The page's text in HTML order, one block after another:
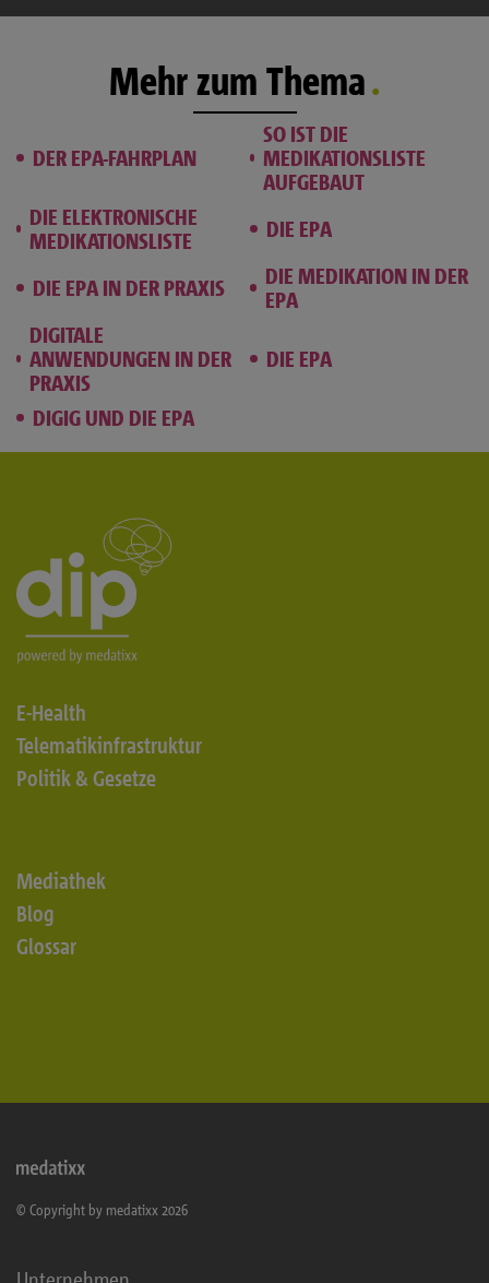
Mehr zum Thema
DER EPA-FAHRPLAN
SO IST DIE
MEDIKATIONSLISTE
AUFGEBAUT
DIE ELEKTRONISCHE
MEDIKATIONSLISTE
DIE EPA
DIE EPA IN DER PRAXIS
DIE MEDIKATION IN DER
EPA
DIGITALE
ANWENDUNGEN IN DER
PRAXIS
DIE EPA
DIGIG UND DIE EPA
E-Health
Telematikinfrastruktur
Politik & Gesetze
Mediathek
Blog
Glossar
© Copyright by medatixx 2026